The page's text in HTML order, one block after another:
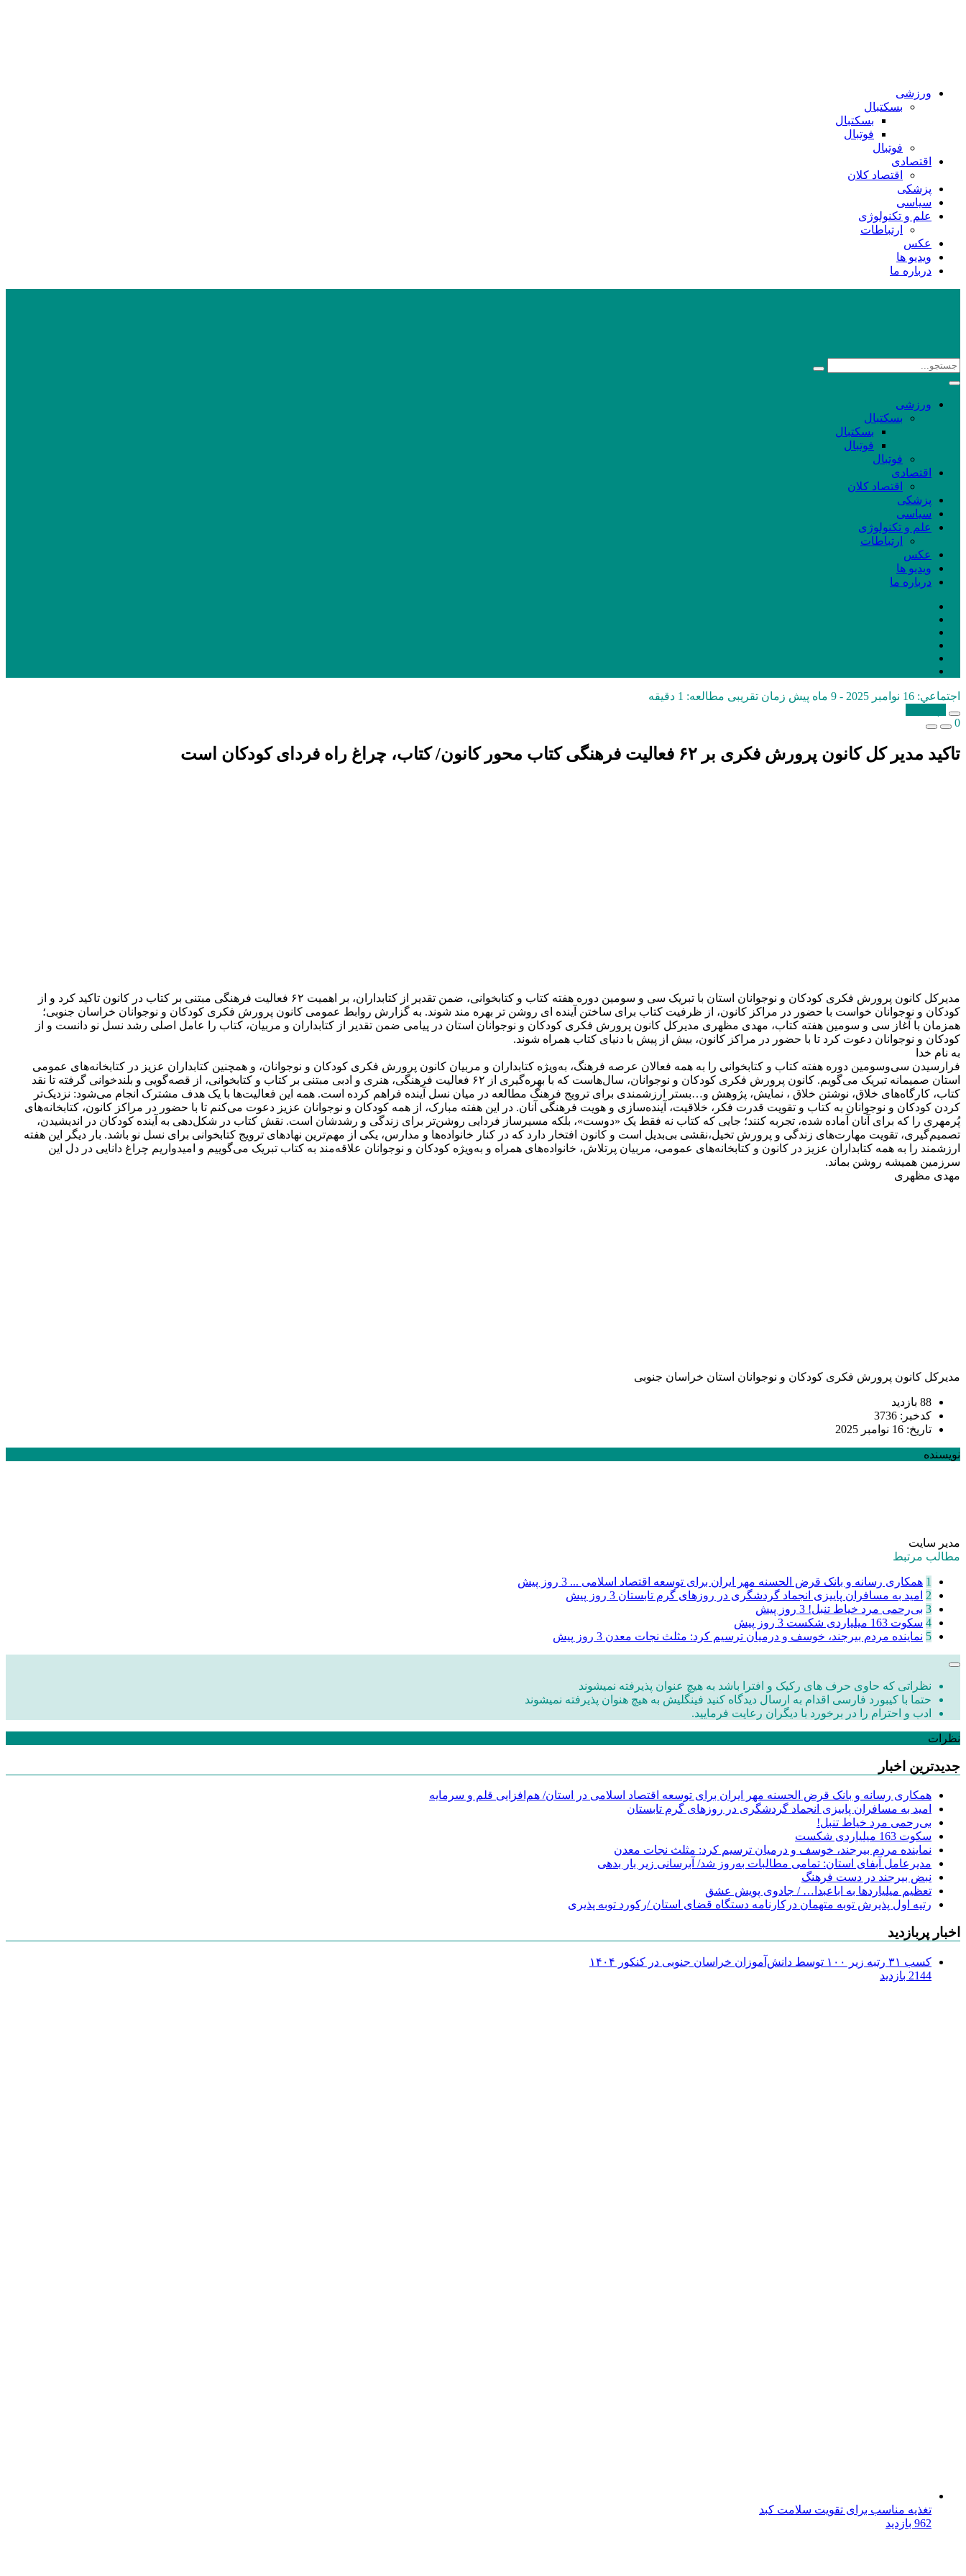
ورزشی
بسکتبال
بسکتبال
فوتبال
فوتبال
اقتصادی
اقتصاد کلان
پزشکی
سیاسی
علم و تکنولوژی
ارتباطات
عکس
ویدیو ها
درباره ما
ورزشی
بسکتبال
بسکتبال
فوتبال
فوتبال
اقتصادی
اقتصاد کلان
پزشکی
سیاسی
علم و تکنولوژی
ارتباطات
عکس
ویدیو ها
درباره ما
اجتماعي: 16 نوامبر 2025 - 9 ماه پیش
زمان تقریبی مطالعه: 1 دقیقه
0
تاکید مدیر کل کانون پرورش فکری بر ۶۲ فعالیت فرهنگی کتاب محور کانون/ کتاب، چراغ راه فردای کودکان است
مدیرکل کانون پرورش فکری کودکان و نوجوانان استان با تبریک سی و سومین دوره هفته کتاب و کتابخوانی، ضمن تقدیر از کتابداران، بر اهمیت ۶۲ فعالیت فرهنگی مبتنی بر کتاب در کانون تاکید کرد و از
کودکان و نوجوانان خواست با حضور در مراکز کانون، از ظرفیت کتاب برای ساختن آینده ای روشن تر بهره مند شوند. به گزارش روابط عمومی کانون پرورش فکری کودکان و نوجوانان خراسان جنوبی؛
همزمان با آغاز سی و سومین هفته کتاب، مهدی مظهری مدیرکل کانون پرورش فکری کودکان و نوجوانان استان در پیامی ضمن تقدیر از کتابداران و مربیان، کتاب را عامل اصلی رشد نسل نو دانست و از
کودکان و نوجوانان دعوت کرد تا با حضور در مراکز کانون، بیش از پیش با دنیای کتاب همراه شوند.
به نام خدا
فرارسیدن سی‌وسومین دوره هفته کتاب و کتابخوانی را به همه فعالان عرصه فرهنگ، به‌ویژه کتابداران و مربیان کانون پرورش فکری کودکان و نوجوانان، و همچنین کتابداران عزیز در کتابخانه‌های عمومی
استان صمیمانه تبریک می‌گویم. کانون پرورش فکری کودکان و نوجوانان، سال‌هاست که با بهره‌گیری از ۶۲ فعالیت فرهنگی، هنری و ادبی مبتنی بر کتاب و کتابخوانی، از قصه‌گویی و بلندخوانی گرفته تا نقد
کتاب، کارگاه‌های خلاق، نوشتن خلاق ، نمایش، پژوهش‌ و…بستر ارزشمندی برای ترویج فرهنگ مطالعه در میان نسل آینده فراهم کرده است. همه این فعالیت‌ها با یک هدف مشترک انجام می‌شود: نزدیک‌تر
کردن کودکان و نوجوانان به کتاب و تقویت قدرت فکر، خلاقیت، آینده‌سازی و هویت فرهنگی آنان. در این هفته مبارک، از همه کودکان و نوجوانان عزیز دعوت می‌کنم تا با حضور در مراکز کانون، کتابخانه‌های
پُرمهری را که برای آنان آماده شده، تجربه کنند؛ جایی که کتاب نه فقط یک «دوست»، بلکه مسیرساز فردایی روشن‌تر برای زندگی و رشدشان است. نقش کتاب در شکل‌دهی به آینده کودکان در اندیشیدن،
تصمیم‌گیری، تقویت مهارت‌های زندگی و پرورش تخیل،نقشی بی‌بدیل است و کانون افتخار دارد که در کنار خانواده‌ها و مدارس، یکی از مهم‌ترین نهادهای ترویج کتابخوانی برای نسل نو باشد. بار دیگر این هفته
ارزشمند را به همه کتابداران عزیز در کانون و کتابخانه‌های عمومی، مربیان پرتلاش، خانواده‌های همراه و به‌ویژه کودکان و نوجوانان علاقه‌مند به کتاب تبریک می‌گوییم و امیدواریم چراغ دانایی در دل این
سرزمین همیشه روشن بماند.
مهدی مظهری
مدیرکل کانون پرورش فکری کودکان و نوجوانان استان خراسان جنوبی
88 بازدید
کدخبر: 3736
تاریخ: 16 نوامبر 2025
نویسنده
مدیر سایت
مطالب مرتبط
1 همکاری رسانه و بانک قرض الحسنه مهر ایران برای توسعه اقتصاد اسلامی ... 3 روز پیش
2 امید به مسافران پاییزی انجماد گردشگری در روزهای گرم تابستان 3 روز پیش
3 ‌بی‌رحمی مرد خیاط تنبل! 3 روز پیش
4 سکوت 163 میلیاردی شکست
3 روز پیش
5 نماینده مردم بیرجند، خوسف و درمیان ترسیم کرد: مثلث نجات معدن 3 روز پیش
نظراتی که حاوی حرف های رکیک و افترا باشد به هیچ عنوان پذیرفته نمیشوند
حتما با کیبورد فارسی اقدام به ارسال دیدگاه کنید فینگلیش به هیچ هنوان پذیرفته نمیشوند
ادب و احترام را در برخورد با دیگران رعایت فرمایید.
نظرات
جدیدترین اخبار
همکاری رسانه و بانک قرض الحسنه مهر ایران برای توسعه اقتصاد اسلامی در استان/ هم‌افزایی قلم و سرمایه
امید به مسافران پاییزی انجماد گردشگری در روزهای گرم تابستان
‌بی‌رحمی مرد خیاط تنبل!
سکوت 163 میلیاردی شکست
نماینده مردم بیرجند، خوسف و درمیان ترسیم کرد: مثلث نجات معدن
مدیرعامل آبفای استان: تمامی مطالبات به‌روز شد/ آبرسانی زیر بار بدهی
نبض بیرجند در دست فرهنگ
تعظیم میلیاردها به اباعبدا… / جادوی پویش عشق
رتیه اول پذیرش توبه متهمان درکارنامه دستگاه قضای استان /رکورد توبه پذیری
اخبار پربازدید
کسب ۳۱ رتبه زیر ۱۰۰ توسط دانش‌آموزان خراسان جنوبی در کنکور ۱۴۰۴
2144 بازدید
تغذیه مناسب برای تقویت سلامت کبد
962 بازدید